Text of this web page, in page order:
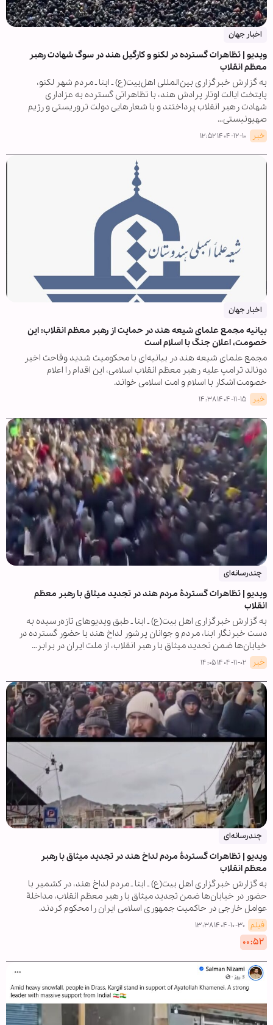
اخبار جهان
ویدیو | تظاهرات گسترده در لکنو و کارگیل هند در سوگ شهادت رهبر
معظم انقلاب
به گزارش خبرگزاری بین‌المللی اهل‌بیت(ع) ـ ابنا ـ مردم شهر لکنو،
پایتخت ایالت اوتار پرادش هند، با تظاهراتی گسترده به عزاداری
شهادت رهبر انقلاب پرداختند و با شعارهایی دولت تروریستی و رژیم
صهیونیستی…
خبر ۱۴۰۴-۱۲-۱۰ ۱۲:۵۲
اخبار جهان
بیانیه مجمع علمای شیعه هند در حمایت از رهبر معظم انقلاب: این
خصومت، اعلان جنگ با اسلام است
مجمع علمای شیعه هند در بیانیه‌ای با محکومیت شدید وقاحت اخیر
دونالد ترامپ علیه رهبر معظم انقلاب اسلامی، این اقدام را اعلام
خصومت آشکار با اسلام و امت اسلامی خواند.
خبر ۱۴۰۴-۱۱-۱۵ ۱۴:۳۸
چندرسانه‌ای
ویدیو | تظاهرات گستردۀ مردم هند در تجدید میثاق با رهبر معظم
انقلاب
به گزارش خبرگزاری اهل بیت(ع) ـ ابنا ـ طبق ویدیوهای تازه‌رسیده به
دست خبرنگار ابنا، مردم و جوانان پرشور لداخ هند با حضور گسترده در
خیابان‌ها ضمن تجدید میثاق با رهبر انقلاب، از ملت ایران در برابر…
خبر ۱۴۰۴-۱۱-۰۲ ۱۴:۰۵
چندرسانه‌ای
ویدیو | تظاهرات گستردۀ مردم لداخ هند در تجدید میثاق با رهبر
معظم انقلاب
به گزارش خبرگزاری اهل بیت(ع) ـ ابنا ـ مردم لداخ هند، در کشمیر با
حضور در خیابان‌ها ضمن تجدید میثاق با رهبر معظم انقلاب، مداخلۀ
عوامل خارجی در حاکمیت جمهوری اسلامی ایران را محکوم کردند.
فیلم ۱۴۰۴-۱۰-۳۰ ۱۳:۳۸
۰۰:۵۲